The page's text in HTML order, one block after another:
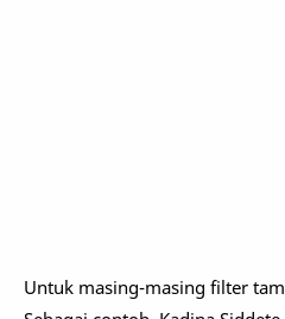
Untuk masing-masing filter